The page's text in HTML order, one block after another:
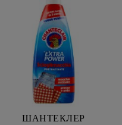
ШАНТЕКЛЕР